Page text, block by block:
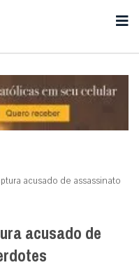
acusado de assassinato
acusado de